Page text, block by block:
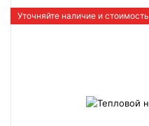
Уточняйте наличие и стоимость